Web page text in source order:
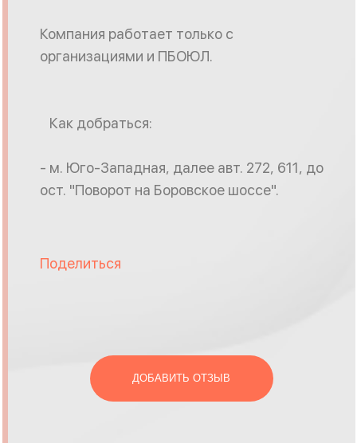
Компания работает только с
организациями и ПБОЮЛ.
Как добраться:
- м. Юго-Западная, далее авт. 272, 611, до
ост. "Поворот на Боровское шоссе".
Поделиться
ДОБАВИТЬ ОТЗЫВ